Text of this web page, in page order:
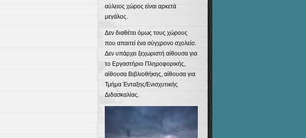
αύλειος χώρος είναι αρκετά
μεγάλος.
Δεν διαθέτει όμως τους χώρους
που απαιτεί ένα σύγχρονο σχολείο.
Δεν υπάρχει ξεχωριστή αίθουσα για
το Εργαστήριο Πληροφορικής,
αίθουσα Βιβλιοθήκης, αίθουσα για
Τμήμα Ένταξης/Ενισχυτικής
Διδασκαλίας.